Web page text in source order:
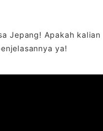
Jepang! Apakah
ya!